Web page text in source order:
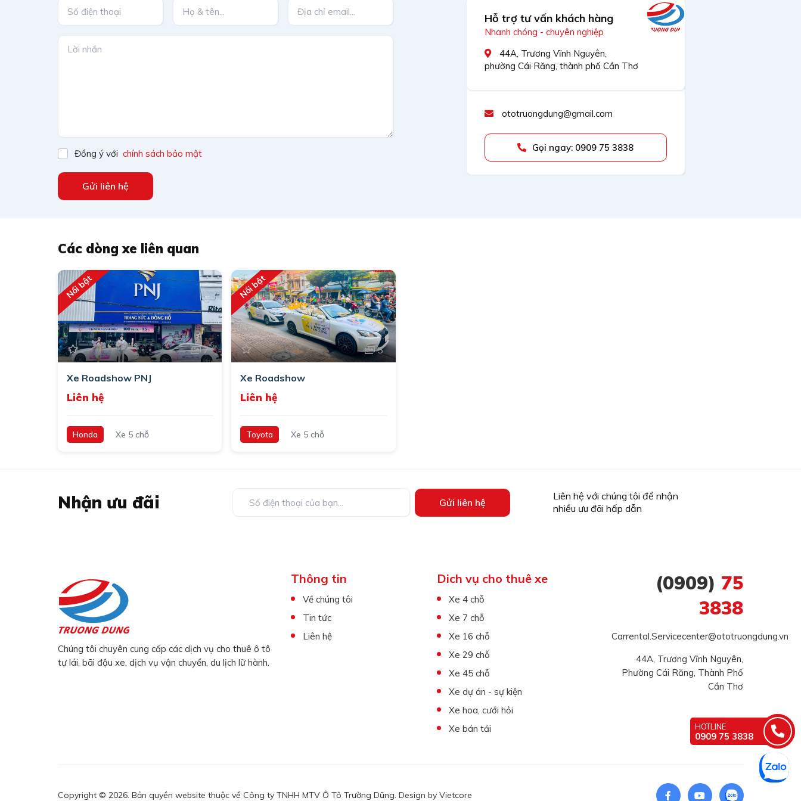
Đồng ý với chính sách bảo mật
Gửi liên hệ
Hỗ trợ tư vấn khách hàng
Nhanh chóng - chuyên nghiệp
44A, Trương Vĩnh Nguyên,
phường Cái Răng, thành phố Cần Thơ
ototruongdung@gmail.com
Gọi ngay: 0909 75 3838
Các dòng xe liên quan
7
Nổi bật
Xe Roadshow PNJ
Liên hệ
Honda Xe 5 chỗ
5
Nổi bật
Xe Roadshow
Liên hệ
Toyota Xe 5 chỗ
Nhận ưu đãi Gửi liên hệ
Liên hệ với chúng tôi để nhận
nhiều ưu đãi hấp dẫn
Chúng tôi chuyên cung cấp các dịch vụ cho thuê ô tô
tự lái, bãi đậu xe, dịch vụ vận chuyển, du lịch lữ hành.
Thông tin
Về chúng tôi
Tin tức
Liên hệ
Dich vụ cho thuê xe
Xe 4 chỗ
Xe 7 chỗ
Xe 16 chỗ
Xe 29 chỗ
Xe 45 chỗ
Xe dự án - sự kiện
Xe hoa, cưới hỏi
Xe bán tải
(0909) 75
3838
Carrental.Servicecenter@ototruongdung.vn
44A, Trương Vĩnh Nguyên,
Phường Cái Răng, Thành Phố
Cần Thơ
Copyright © 2026. Bản quyền website thuộc về Công ty TNHH MTV Ô Tô Trường Dũng. Design by Vietcore
HOTLINE
0909 75 3838